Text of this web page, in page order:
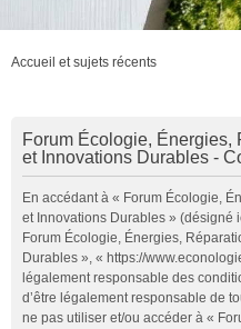
Accueil et sujets récents
Forum Écologie,
et Innovations Durables -
En accédant à « Forum Écologie,
et Innovations Durables » (désigné
Forum Écologie, Énergies,
Durables », « https://
légalement responsable des
d’être légalement responsable de
ne pas utiliser et/ou accéder à «